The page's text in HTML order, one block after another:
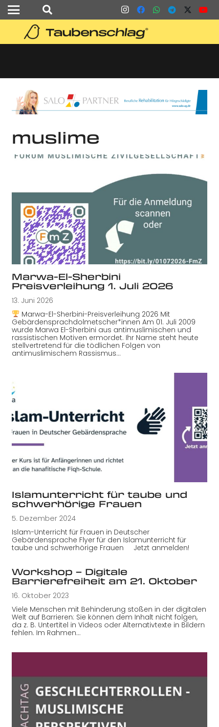
muslime
Marwa-El-Sherbini
Preisverleihung 1. Juli 2026
13. Juni 2026
Marwa-El-Sherbini-Preisverleihung 2026 Mit
Gebärdensprachdolmetscher*innen Am 01. Juli 2009
wurde Marwa El-Sherbini aus antimuslimischen und
rassistischen Motiven ermordet. Ihr Name steht heute
stellvertretend für die tödlichen Folgen von
antimuslimischem Rassismus…
Islamunterricht für taube und
schwerhörige Frauen
5. Dezember 2024
Islam-Unterricht für Frauen in Deutscher
Gebärdensprache Flyer für den Islamunterricht für
taube und schwerhörige Frauen Jetzt anmelden!
Workshop – Digitale
Barrierefreiheit am 21. Oktober
16. Oktober 2023
Viele Menschen mit Behinderung stoßen in der digitalen
Welt auf Barrieren: Sie können dem Inhalt nicht folgen,
da z. B. Untertitel in Videos oder Alternativtexte in Bildern
fehlen. Im Rahmen…